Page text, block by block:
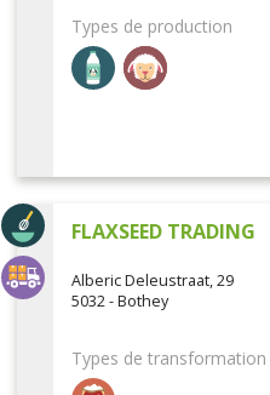
Types de production
FLAXSEED TRADING
Alberic Deleustraat, 29
5032 - Bothey
Types de transformation